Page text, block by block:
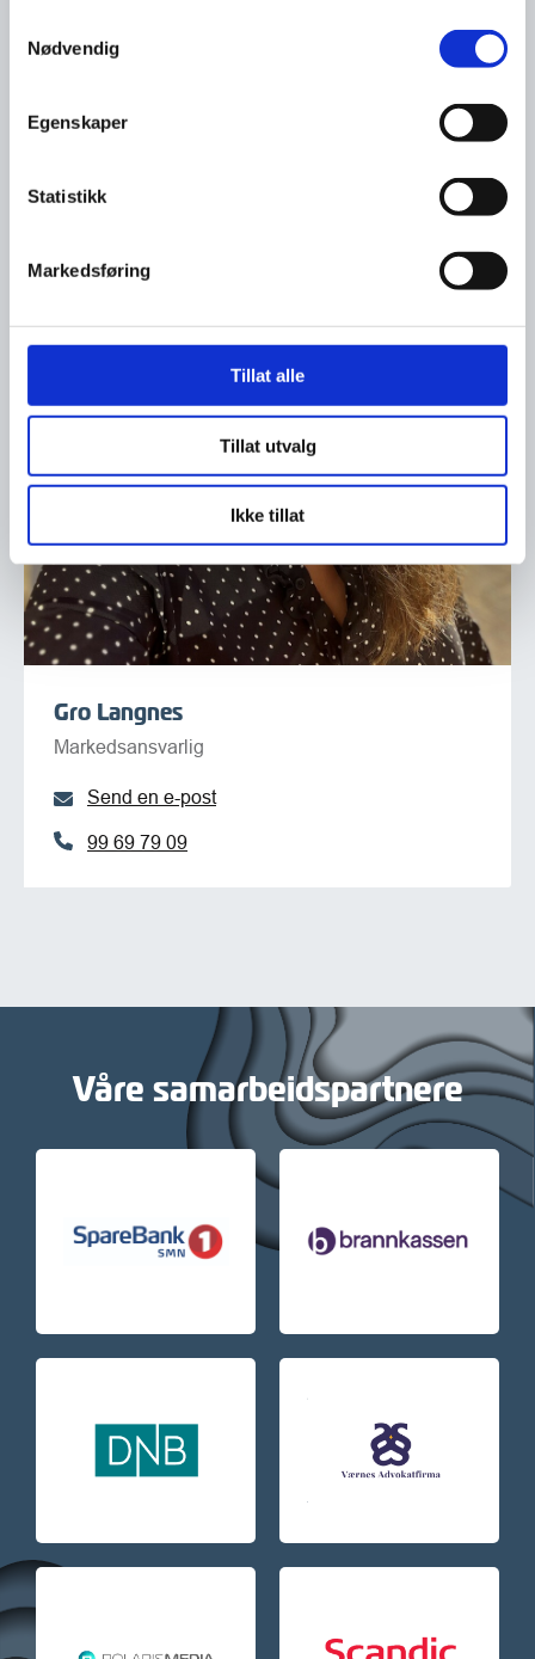
Nødvendig
Egenskaper
Statistikk
Markedsføring
Tillat alle
Tillat utvalg
Ikke tillat
Gro Langnes
Markedsansvarlig
Send en e-post
99 69 79 09
Våre samarbeidspartnere